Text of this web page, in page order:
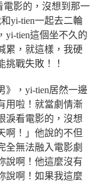
影的，沒想到那一
yi-tien一起去二輪
yi-tien這個坐不久的
累，就這樣，我硬
挑戰失敗！！
》，yi-tien居然一邊
用啦！就當劇情漸
淚看電影的，沒想
啊！」他說的不但
全無法融入電影劇
說啊！他這麼沒有
說啊！如果我這麼